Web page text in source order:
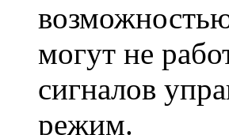
могут не
сигналов
режим.